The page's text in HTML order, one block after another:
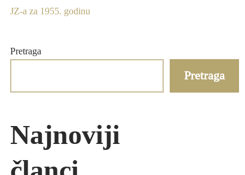
JZ-a za 1955. godinu
Pretraga
Pretraga
Najnoviji